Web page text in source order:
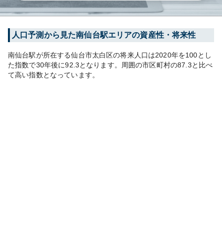
人口予測から見た南仙台駅エリアの資産性・将来性
南仙台駅が所在する仙台市太白区の将来人口は2020年を100とし
た指数で30年後に92.3となります。 周囲の市区町村の87.3と比べ
て高い指数となっています。